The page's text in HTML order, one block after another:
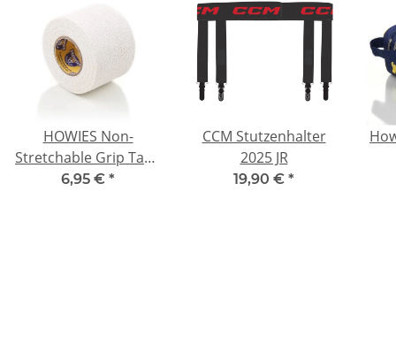
HOWIES Non-
Stretchable Grip Tape
38,1mm x 9,14m Weiß
6,95 € *
CCM Stutzenhalter
2025 JR
19,90 € *